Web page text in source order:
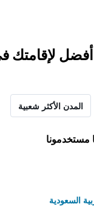
أفضل لإقامتك
المدن الأكثر شعبية
مستخدمونا
السعودية